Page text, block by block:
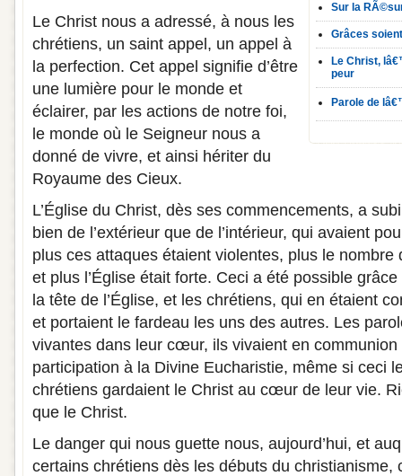
Sur la
Grâces
Le Christ,
peur
Parole de
Le Christ nous a adressé, à nous les
chrétiens, un saint appel, un appel à
la perfection. Cet appel signifie d’être
une lumière pour le monde et
éclairer, par les actions de notre foi,
le monde où le Seigneur nous a
donné de vivre, et ainsi hériter du
Royaume des Cieux.
L’Église du Christ, dès ses commencements, a
bien de l’extérieur que de l’intérieur, qui avaient
plus ces attaques étaient violentes, plus le nombre
et plus l’Église était forte. Ceci a été possible
la tête de l’Église, et les chrétiens, qui en étaient
et portaient le fardeau les uns des autres. Les
vivantes dans leur cœur, ils vivaient en
participation à la Divine Eucharistie, même si ceci
chrétiens gardaient le Christ au cœur de leur vie.
que le Christ.
Le danger qui nous guette nous, aujourd’hui, et
certains chrétiens dès les débuts du christianisme,